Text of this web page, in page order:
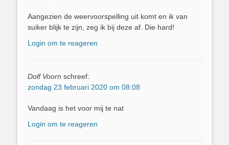
Aangezien de weervoorspelling uit komt en ik van
suiker blijk te zijn, zeg ik bij deze af. Die hard!
Login om te reageren
Dolf Voorn schreef:
zondag 23 februari 2020 om 08:08
Vandaag is het voor mij te nat
Login om te reageren